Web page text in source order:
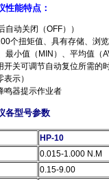
性能特点：
动关闭（OFF））
个扭矩值、具有存储、浏
小值（MIN）、平均值（
关可调节自动复位所需的时
示）
鸣器提示作业者
各型号参数
HP-10
0.015-1.000 N.M
0.15-9.00